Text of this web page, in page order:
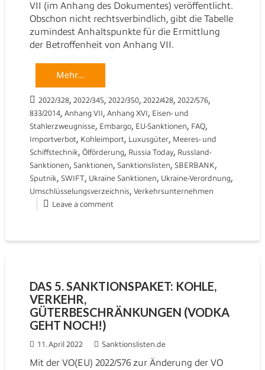
VII (im Anhang des Dokumentes) veröffentlicht.
Obschon nicht rechtsverbindlich, gibt die Tabelle
zumindest Anhaltspunkte für die Ermittlung
der Betroffenheit von Anhang VII.
Mehr...
2022/328, 2022/345, 2022/350, 2022/428, 2022/576,
833/2014, Anhang VII, Anhang XVI, Eisen- und
Stahlerzweugnisse, Embargo, EU-Sanktionen, FAQ,
Importverbot, Kohleimport, Luxusgüter, Meeres- und
Schiffstechnik, Ölförderung, Russia Today, Russland-
Sanktionen, Sanktionen, Sanktionslisten, SBERBANK,
Sputnik, SWIFT, Ukraine Sanktionen, Ukraine-Verordnung,
Umschlüsselungsverzeichnis, Verkehrsunternehmen
Leave a comment
DAS 5. SANKTIONSPAKET: KOHLE,
VERKEHR,
GÜTERBESCHRÄNKUNGEN (VODKA
GEHT NOCH!)
11. April 2022 Sanktionslisten.de
Mit der VO(EU) 2022/576 zur Änderung der VO